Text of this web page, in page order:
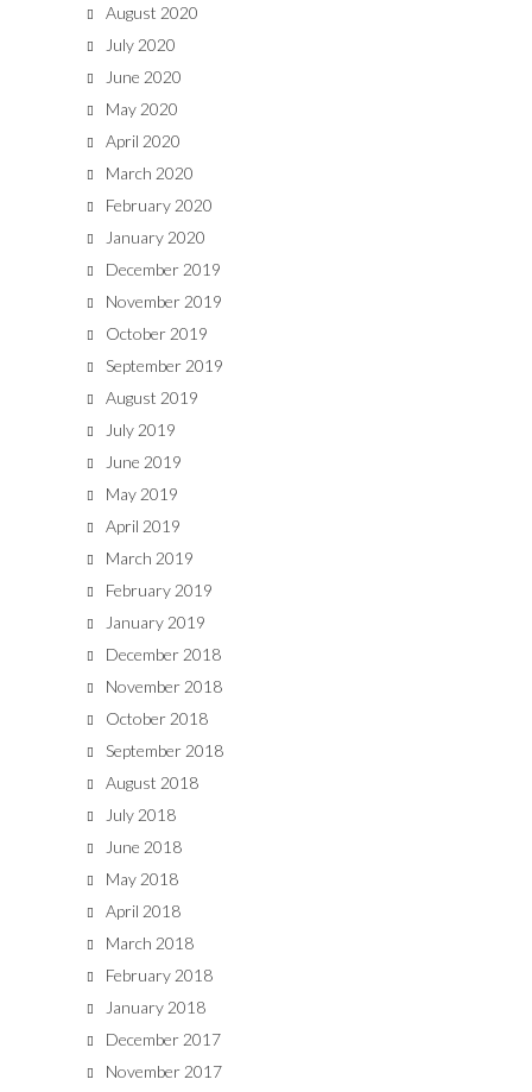
August 2020
July 2020
June 2020
May 2020
April 2020
March 2020
February 2020
January 2020
December 2019
November 2019
October 2019
September 2019
August 2019
July 2019
June 2019
May 2019
April 2019
March 2019
February 2019
January 2019
December 2018
November 2018
October 2018
September 2018
August 2018
July 2018
June 2018
May 2018
April 2018
March 2018
February 2018
January 2018
December 2017
November 2017